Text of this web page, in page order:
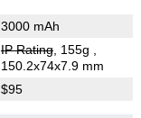
3000 mAh
IP Rating, 155g
150.2x74x7.9 mm
$95